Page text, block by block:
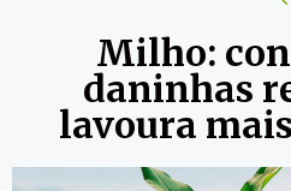
Milho:
daninhas
lavoura